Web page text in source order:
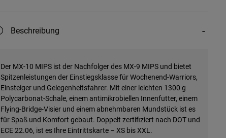
Beschreibung
Der MX-10 MIPS ist der Nachfolger des MX-9 MIPS und bietet
Spitzenleistungen der Einstiegsklasse für Wochenend-Warriors,
Einsteiger und Gelegenheitsfahrer. Mit einer leichten 1300 g
Polycarbonat-Schale, einem antimikrobiellen Innenfutter, einem
Flying-Bridge-Visier und einem abnehmbaren Mundstück ist es
für Spaß und Komfort gebaut. Doppelt zertifiziert nach DOT und
ECE 22.06, ist es Ihre Eintrittskarte – XS bis XXL.